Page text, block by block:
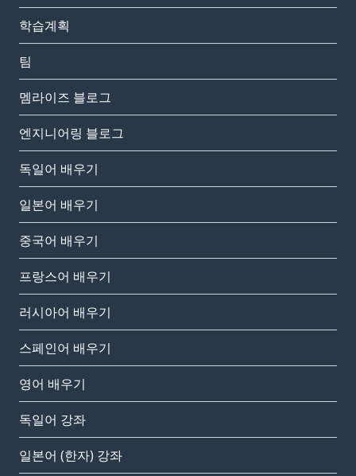
학습계획
팀
멤라이즈 블로그
엔지니어링 블로그
독일어 배우기
일본어 배우기
중국어 배우기
프랑스어 배우기
러시아어 배우기
스페인어 배우기
영어 배우기
독일어 강좌
일본어 (한자) 강좌